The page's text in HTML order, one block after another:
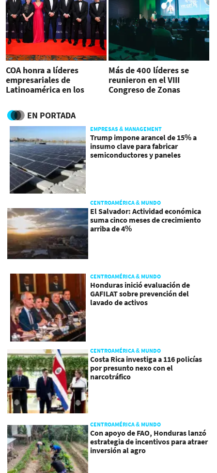
COA honra a líderes
empresariales de
Latinoamérica en los
Más de 400 líderes se
reunieron en el VIII
Congreso de Zonas
EN PORTADA
EMPRESAS & MANAGEMENT
Trump impone arancel de 15% a
insumo clave para fabricar
semiconductores y paneles
CENTROAMÉRICA & MUNDO
El Salvador: Actividad económica
suma cinco meses de crecimiento
arriba de 4%
CENTROAMÉRICA & MUNDO
Honduras inició evaluación de
GAFILAT sobre prevención del
lavado de activos
CENTROAMÉRICA & MUNDO
Costa Rica investiga a 116 policías
por presunto nexo con el
narcotráfico
CENTROAMÉRICA & MUNDO
Con apoyo de FAO, Honduras lanzó
estrategia de incentivos para atraer
inversión al agro